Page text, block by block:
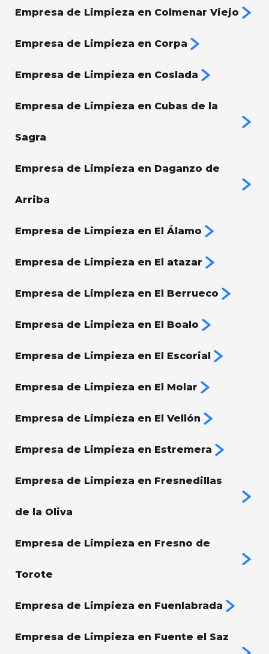
Empresa de Limpieza en Colmenar Viejo
Empresa de Limpieza en Corpa
Empresa de Limpieza en Coslada
Empresa de Limpieza en Cubas de la
Sagra
Empresa de Limpieza en Daganzo de
Arriba
Empresa de Limpieza en El Álamo
Empresa de Limpieza en El atazar
Empresa de Limpieza en El Berrueco
Empresa de Limpieza en El Boalo
Empresa de Limpieza en El Escorial
Empresa de Limpieza en El Molar
Empresa de Limpieza en El Vellón
Empresa de Limpieza en Estremera
Empresa de Limpieza en Fresnedillas
de la Oliva
Empresa de Limpieza en Fresno de
Torote
Empresa de Limpieza en Fuenlabrada
Empresa de Limpieza en Fuente el Saz